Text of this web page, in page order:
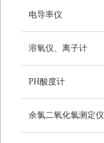
电导率仪
溶氧仪、离子计
PH酸度计
余氯二氧化氯测定仪